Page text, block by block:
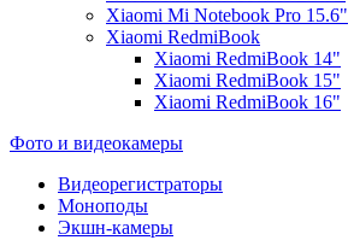
Xiaomi Mi Notebook Pro 15.6"
Xiaomi RedmiBook
Xiaomi RedmiBook 14"
Xiaomi RedmiBook 15"
Xiaomi RedmiBook 16"
Фото и видеокамеры
Видеорегистраторы
Моноподы
Экшн-камеры